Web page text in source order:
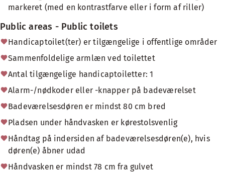
markeret (med en kontrastfarve eller i form af riller)
Public areas - Public toilets
Handicaptoilet(ter) er tilgængelige i offentlige områder
Sammenfoldelige armlæn ved toilettet
Antal tilgængelige handicaptoiletter: 1
Alarm-/nødkoder eller -knapper på badeværelset
Badeværelsesdøren er mindst 80 cm bred
Pladsen under håndvasken er kørestolsvenlig
Håndtag på indersiden af badeværelsesdøren(e), hvis
døren(e) åbner udad
Håndvasken er mindst 78 cm fra gulvet